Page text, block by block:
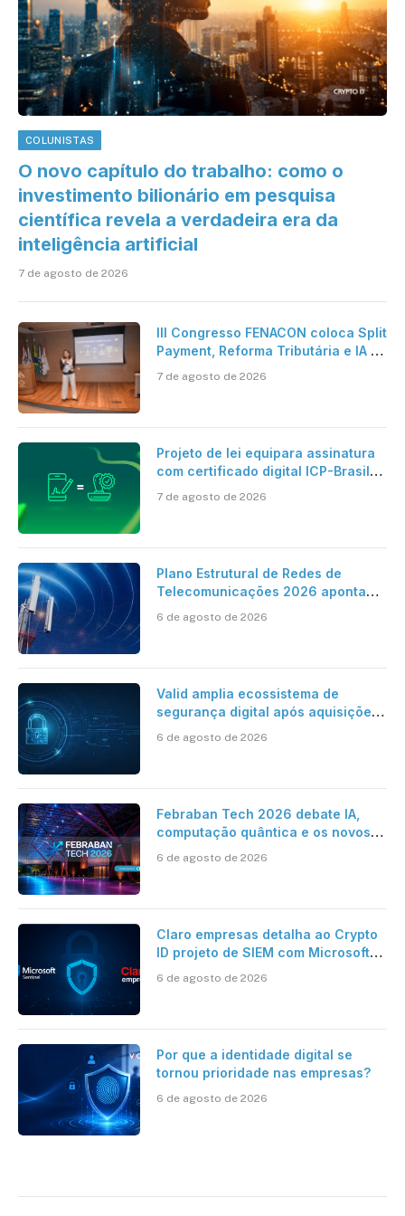
COLUNISTAS
O novo capítulo do trabalho: como o
investimento bilionário em pesquisa
científica revela a verdadeira era da
inteligência artificial
7 de agosto de 2026
III Congresso FENACON coloca Split
Payment, Reforma Tributária e IA no
7 de agosto de 2026
Projeto de lei equipara assinatura
com certificado digital ICP-Brasil
cartório
7 de agosto de 2026
Plano Estrutural de Redes de
Telecomunicações 2026 aponta
mantém desafio
6 de agosto de 2026
Valid amplia ecossistema de
segurança digital após aquisições
6 de agosto de 2026
Febraban Tech 2026 debate IA,
computação quântica e os novos
6 de agosto de 2026
Claro empresas detalha ao Crypto
ID projeto de SIEM com Microsoft
automatizada
6 de agosto de 2026
Por que a identidade digital se
tornou prioridade nas empresas?
6 de agosto de 2026